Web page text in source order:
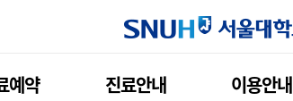
예약 진료안내 이용안내